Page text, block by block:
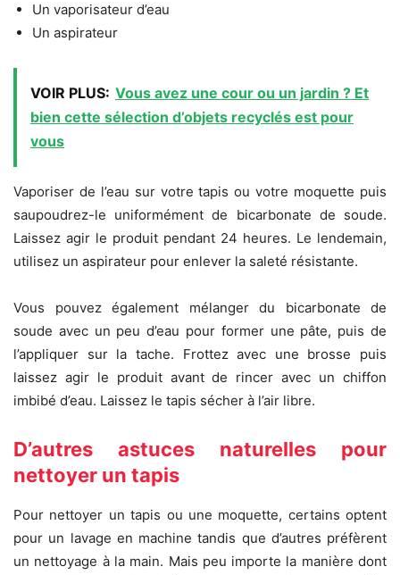
Un vaporisateur d’eau
Un aspirateur
VOIR PLUS: Vous avez une cour ou un jardin ? Et
bien cette sélection d’objets recyclés est pour
vous
Vaporiser de l’eau sur votre tapis ou votre moquette puis
saupoudrez-le uniformément de bicarbonate de soude.
Laissez agir le produit pendant 24 heures. Le lendemain,
utilisez un aspirateur pour enlever la saleté résistante.
Vous pouvez également mélanger du bicarbonate de
soude avec un peu d’eau pour former une pâte, puis de
l’appliquer sur la tache. Frottez avec une brosse puis
laissez agir le produit avant de rincer avec un chiffon
imbibé d’eau. Laissez le tapis sécher à l’air libre.
D’autres astuces naturelles pour
nettoyer un tapis
Pour nettoyer un tapis ou une moquette, certains optent
pour un lavage en machine tandis que d’autres préfèrent
un nettoyage à la main. Mais peu importe la manière dont